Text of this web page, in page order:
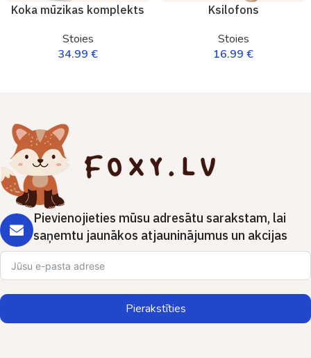
Koka mūzikas komplekts
Stoies
34.99 €
Ksilofons
Stoies
16.99 €
Pievienojieties mūsu adresātu sarakstam, lai
saņemtu jaunākos atjauninājumus un akcijas
Pierakstīties